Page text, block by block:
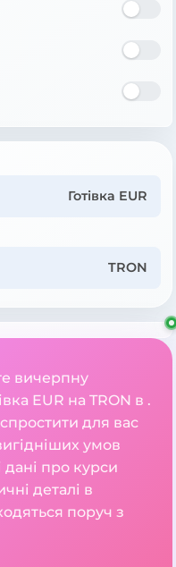
Готівка EUR
TRON
вичерпну
EUR на TRON в .
для вас
умов
дані про курси
деталі в
поруч з